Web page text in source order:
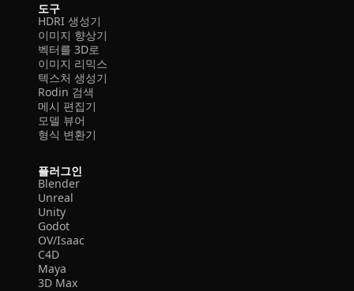
도구
HDRI 생성기
이미지 향상기
벡터를 3D로
이미지 리믹스
텍스처 생성기
Rodin 검색
메시 편집기
모델 뷰어
형식 변환기
플러그인
Blender
Unreal
Unity
Godot
OV/Isaac
C4D
Maya
3D Max